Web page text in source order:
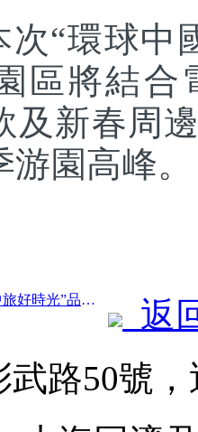
次“環球中
區將結合
及新春周
園高峰。
前一篇：中旅集團發布“中旅好時光”品牌，布局銀發旅游市場
返
路50號